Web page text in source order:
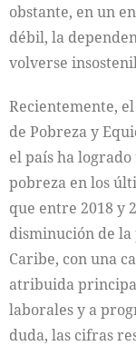
obstante, en un
débil, la
volverse
Recientemente,
de Pobreza y
el país ha
pobreza en los
que entre 2018 y
disminución de
Caribe, con una
atribuida
laborales y a
duda, las cifras